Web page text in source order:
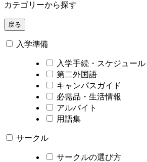
カテゴリーから探す
戻る
入学準備
入学手続・スケジュール
第二外国語
キャンパスガイド
必需品・生活情報
アルバイト
用語集
サークル
サークルの選び方